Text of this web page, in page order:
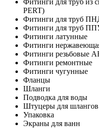
Фитинги для труб из
PERT)
Фитинги для труб
Фитинги для труб
Фитинги латунные
Фитинги
Фитинги резьбовые
Фитинги ремонтные
Фитинги чугунные
Фланцы
Шланги
Подводка для воды
Штуцеры для шлангов
Упаковка
Экраны для ванн